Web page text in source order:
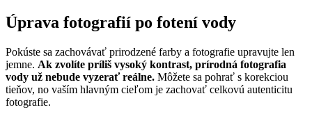
Úprava fotografií po fotení vody
Pokúste sa zachovávať prirodzené farby a fotografie upravujte len
jemne. Ak zvolíte príliš vysoký kontrast, prírodná fotografia
vody už nebude vyzerať reálne. Môžete sa pohrať s korekciou
tieňov, no vaším hlavným cieľom je zachovať celkovú autenticitu
fotografie.